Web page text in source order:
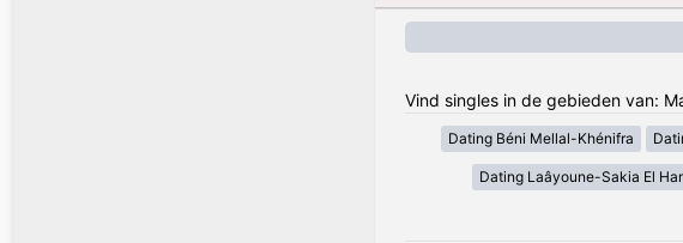
Vind singles in de gebieden van:
Dating Béni Mellal-Khénifra
Dating Laâyoune-Sakia El